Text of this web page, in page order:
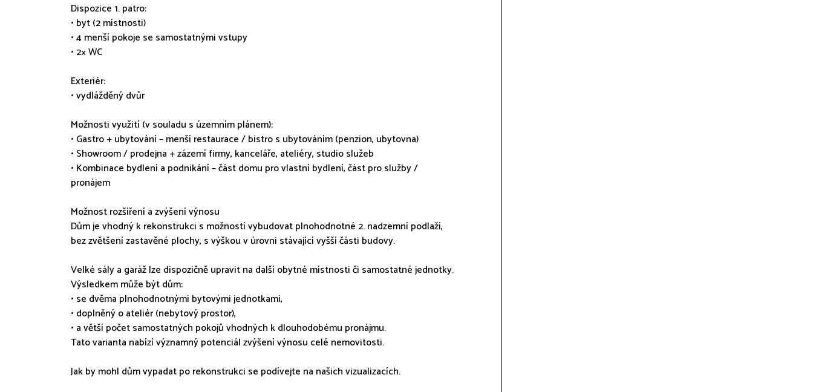
Dispozice 1. patro:
• byt (2 místnosti)
• 4 menší pokoje se samostatnými vstupy
• 2× WC
Exteriér:
• vydlážděný dvůr
Možnosti využití (v souladu s územním plánem):
• Gastro + ubytování – menší restaurace / bistro s ubytováním (penzion, ubytovna)
• Showroom / prodejna + zázemí firmy, kanceláře, ateliéry, studio služeb
• Kombinace bydlení a podnikání – část domu pro vlastní bydlení, část pro služby /
pronájem
Možnost rozšíření a zvýšení výnosu
Dům je vhodný k rekonstrukci s možností vybudovat plnohodnotné 2. nadzemní podlaží,
bez zvětšení zastavěné plochy, s výškou v úrovni stávající vyšší části budovy.
Velké sály a garáž lze dispozičně upravit na další obytné místnosti či samostatné jednotky.
Výsledkem může být dům:
• se dvěma plnohodnotnými bytovými jednotkami,
• doplněný o ateliér (nebytový prostor),
• a větší počet samostatných pokojů vhodných k dlouhodobému pronájmu.
Tato varianta nabízí významný potenciál zvýšení výnosu celé nemovitosti.
Jak by mohl dům vypadat po rekonstrukci se podívejte na našich vizualizacích.